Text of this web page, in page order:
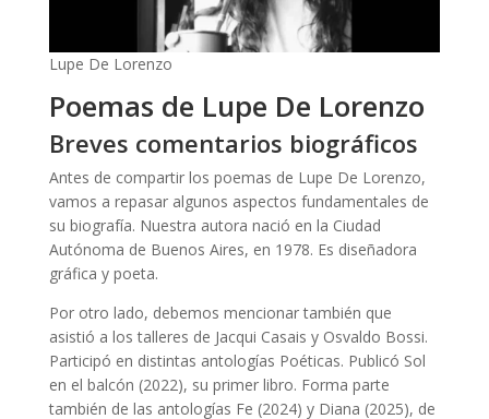
Lupe De Lorenzo
Poemas de Lupe De Lorenzo
Breves comentarios biográficos
Antes de compartir los poemas de Lupe De Lorenzo,
vamos a repasar algunos aspectos fundamentales de
su biografía. Nuestra autora nació en la Ciudad
Autónoma de Buenos Aires, en 1978. Es diseñadora
gráfica y poeta.
Por otro lado, debemos mencionar también que
asistió a los talleres de Jacqui Casais y Osvaldo Bossi.
Participó en distintas antologías Poéticas. Publicó Sol
en el balcón (2022), su primer libro. Forma parte
también de las antologías Fe (2024) y Diana (2025), de